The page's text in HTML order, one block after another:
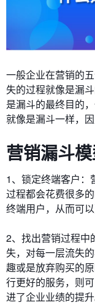
一般企业在营销的
失的过程就像是漏
是漏斗的最终目的
就像是漏斗一样，
营销漏斗
1、锁定终端客户：
过程都会花费很多
终端用户，从而可
2、找出营销过程中
失，对每一层流失
趣或是放弃购买的
行更好的服务，则
进了企业业绩的提升